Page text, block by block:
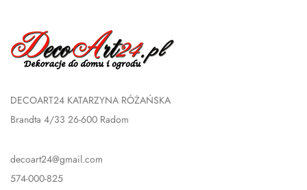
DECOART24 KATARZYNA RÓŻAŃSKA
Brandta 4/33 26-600 Radom
decoart24@gmail.com
574-000-825